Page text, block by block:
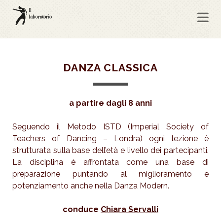
DANZA CLASSICA
a partire dagli 8 anni
Seguendo il Metodo ISTD (Imperial Society of
Teachers of Dancing – Londra) ogni lezione è
strutturata sulla base dell’età e livello dei partecipanti.
La disciplina è affrontata come una base di
preparazione puntando al miglioramento e
potenziamento anche nella Danza Modern.
conduce Chiara Servalli